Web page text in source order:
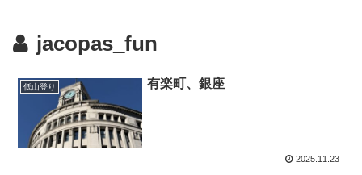
jacopas_fun
低山登り 有楽町、銀座
2025.11.23